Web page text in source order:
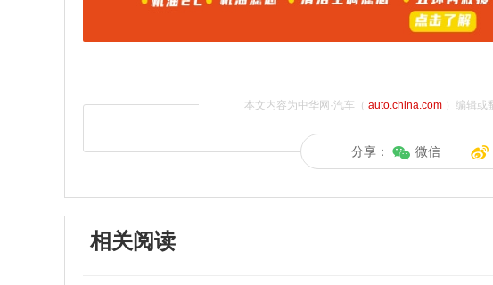
本文内容为中华网·汽车（ auto.china.com）编辑或
分享： 微信
相关阅读